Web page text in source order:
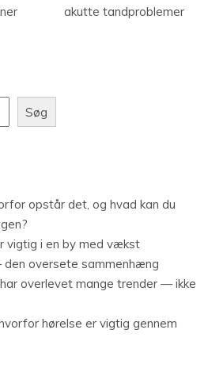
akutte tandproblemer
Søg
opstår det, og hvad kan du
vigtig i en by med vækst
oversete sammenhæng
overlevet mange trender — ikke
hørelse er vigtig gennem